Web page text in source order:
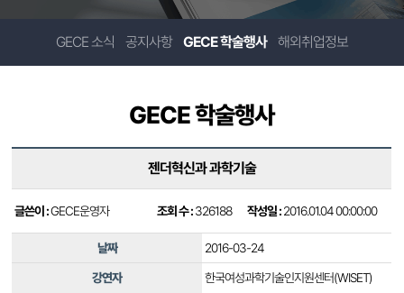
GECE 소식 공지사항 GECE 학술행사 해외취업정보
GECE 학술행사
젠더혁신과 과학기술
글쓴이 :GECE운영자 조회 수 :326188 작성일 :2016.01.04 00:00:00
날짜 2016-03-24
강연자
한국여성과학기술인지원센터(WISET)